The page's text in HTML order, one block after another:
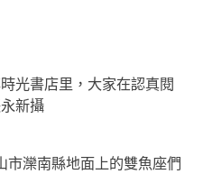
市灤南縣地面上的雙魚座們